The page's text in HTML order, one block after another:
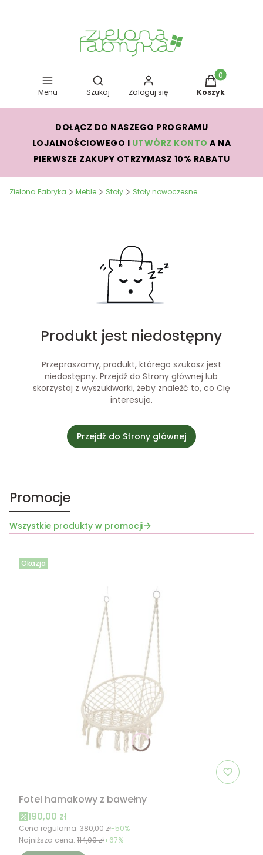
Menu
Otwórz wyszukiwarkę
Szukaj Zaloguj się
Produkty w
Koszyk
DOŁĄCZ DO NASZEGO PROGRAMU
LOJALNOŚCIOWEGO I UTWÓRZ KONTO A NA
PIERWSZE ZAKUPY OTRZYMASZ 10% RABATU
Zielona Fabryka Meble Stoły Stoły nowoczesne
Produkt jest niedostępny
Przepraszamy, produkt, którego szukasz jest
niedostępny. Przejdź do Strony głównej lub
skorzystaj z wyszukiwarki, żeby znaleźć to, co Cię
interesuje.
Przejdź do Strony głównej
Promocje
Wszystkie produkty w promocji
Okazja
Fotel hamakowy z bawełny
Cena promocyjna
190,00 zł
Cena regularna: 380,00 zł-50%
Najniższa cena: 114,00 zł+67%